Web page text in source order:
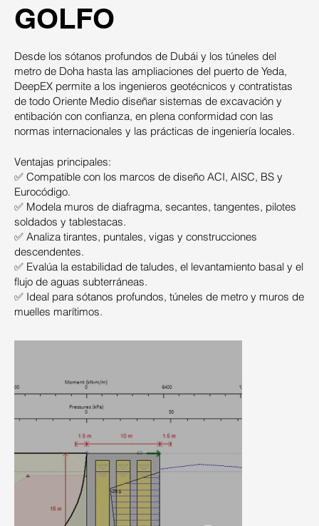
GOLFO
Desde los sótanos profundos de Dubái y los túneles del
metro de Doha hasta las ampliaciones del puerto de Yeda,
DeepEX permite a los ingenieros geotécnicos y contratistas
de todo Oriente Medio diseñar sistemas de excavación y
entibación con confianza, en plena conformidad con las
normas internacionales y las prácticas de ingeniería locales.
Ventajas principales:
✅ Compatible con los marcos de diseño ACI, AISC, BS y
Eurocódigo.
✅ Modela muros de diafragma, secantes, tangentes, pilotes
soldados y tablestacas.
✅ Analiza tirantes, puntales, vigas y construcciones
descendentes.
✅ Evalúa la estabilidad de taludes, el levantamiento basal y el
flujo de aguas subterráneas.
✅ Ideal para sótanos profundos, túneles de metro y muros de
muelles marítimos.